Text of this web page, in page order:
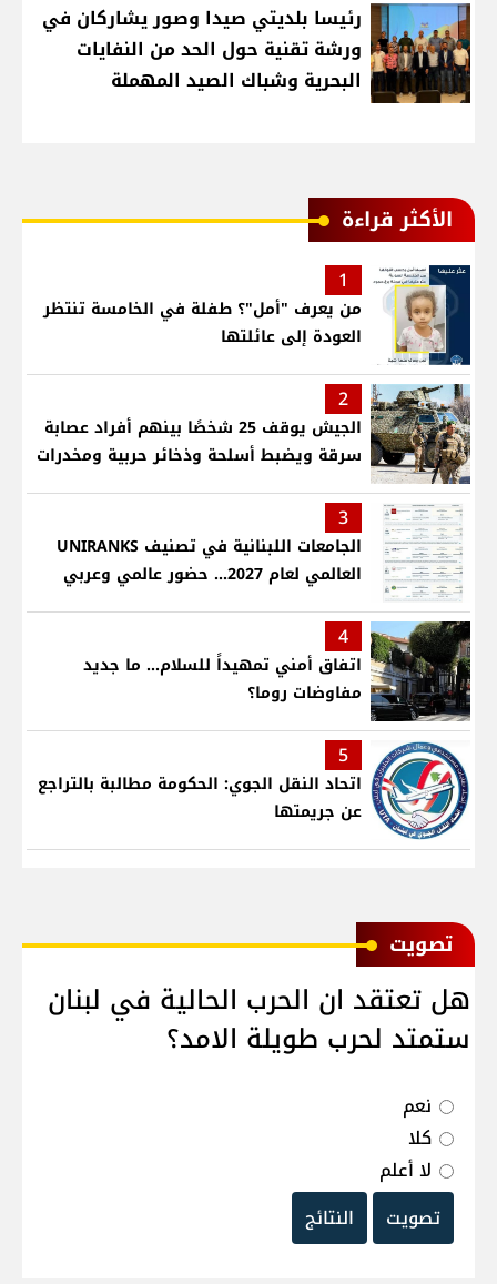
رئيسا بلديتي صيدا وصور يشاركان في
ورشة تقنية حول الحد من النفايات
البحرية وشباك الصيد المهملة
الأكثر قراءة
1
من يعرف "أمل"؟ طفلة في الخامسة تنتظر
العودة إلى عائلتها
2
الجيش يوقف 25 شخصًا بينهم أفراد عصابة
سرقة ويضبط أسلحة وذخائر حربية ومخدرات
3
الجامعات اللبنانية في تصنيف UNIRANKS
العالمي لعام 2027... حضور عالمي وعربي
4
اتفاق أمني تمهيداً للسلام... ما جديد
مفاوضات روما؟
5
اتحاد النقل الجوي: الحكومة مطالبة بالتراجع
عن جريمتها
ﺗﺼﻮﻳﺖ
هل تعتقد ان الحرب الحالية في لبنان
ستمتد لحرب طويلة الامد؟
نعم
كلا
لا أعلم
تصويت
النتائج